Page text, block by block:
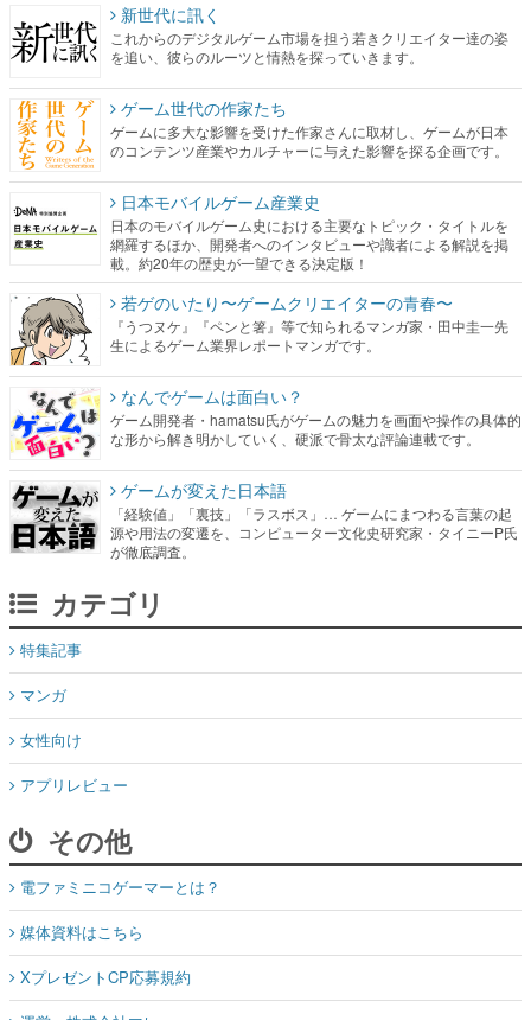
新世代に訊く
これからのデジタルゲーム市場を担う若きクリエイター達の姿
を追い、彼らのルーツと情熱を探っていきます。
ゲーム世代の作家たち
ゲームに多大な影響を受けた作家さんに取材し、ゲームが日本
のコンテンツ産業やカルチャーに与えた影響を探る企画です。
日本モバイルゲーム産業史
日本のモバイルゲーム史における主要なトピック・タイトルを
網羅するほか、開発者へのインタビューや識者による解説を掲
載。約20年の歴史が一望できる決定版！
若ゲのいたり〜ゲームクリエイターの青春〜
『うつヌケ』『ペンと箸』等で知られるマンガ家・田中圭一先
生によるゲーム業界レポートマンガです。
なんでゲームは面白い？
ゲーム開発者・hamatsu氏がゲームの魅力を画面や操作の具体的
な形から解き明かしていく、硬派で骨太な評論連載です。
ゲームが変えた日本語
「経験値」「裏技」「ラスボス」… ゲームにまつわる言葉の起
源や用法の変遷を、コンピューター文化史研究家・タイニーP氏
が徹底調査。
カテゴリ
特集記事
マンガ
女性向け
アプリレビュー
その他
電ファミニコゲーマーとは？
媒体資料はこちら
XプレゼントCP応募規約